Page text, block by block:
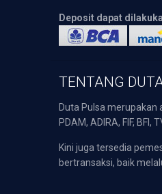
Deposit dapat
TENTANG
Duta Pulsa merupakan
PDAM, ADIRA, FIF,
Kini juga tersedia
bertransaksi, baik